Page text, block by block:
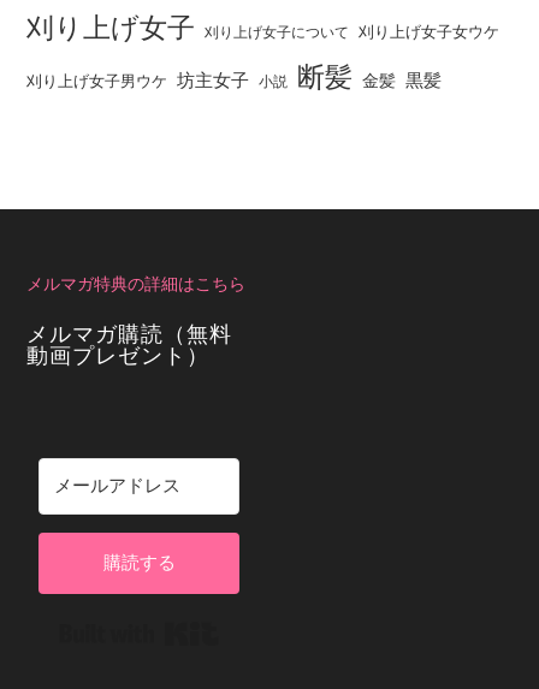
刈り上げ女子 刈り上げ女子について 刈り上げ女子女ウケ
刈り上げ女子男ウケ 坊主女子 小説 断髪 金髪 黒髪
メルマガ特典の詳細はこちら
メルマガ購読（無料
動画プレゼント）
購読する